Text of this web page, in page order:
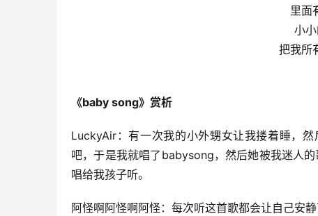
里面
小
把我所
《baby song》赏析
LuckyAir：有一次我的小外甥女让我搂着睡，
吧，于是我就唱了babysong，然后她被我迷人
唱给我孩子听。
阿怪啊阿怪啊阿怪：每次听这首歌都会让自己安